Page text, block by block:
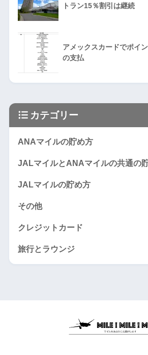
トラン15％割引は継続
アメックスカードでポイ
の支払
カテゴリー
ANAマイルの貯め方
JALマイルとANAマイルの共通の
JALマイルの貯め方
その他
クレジットカード
旅行とラウンジ